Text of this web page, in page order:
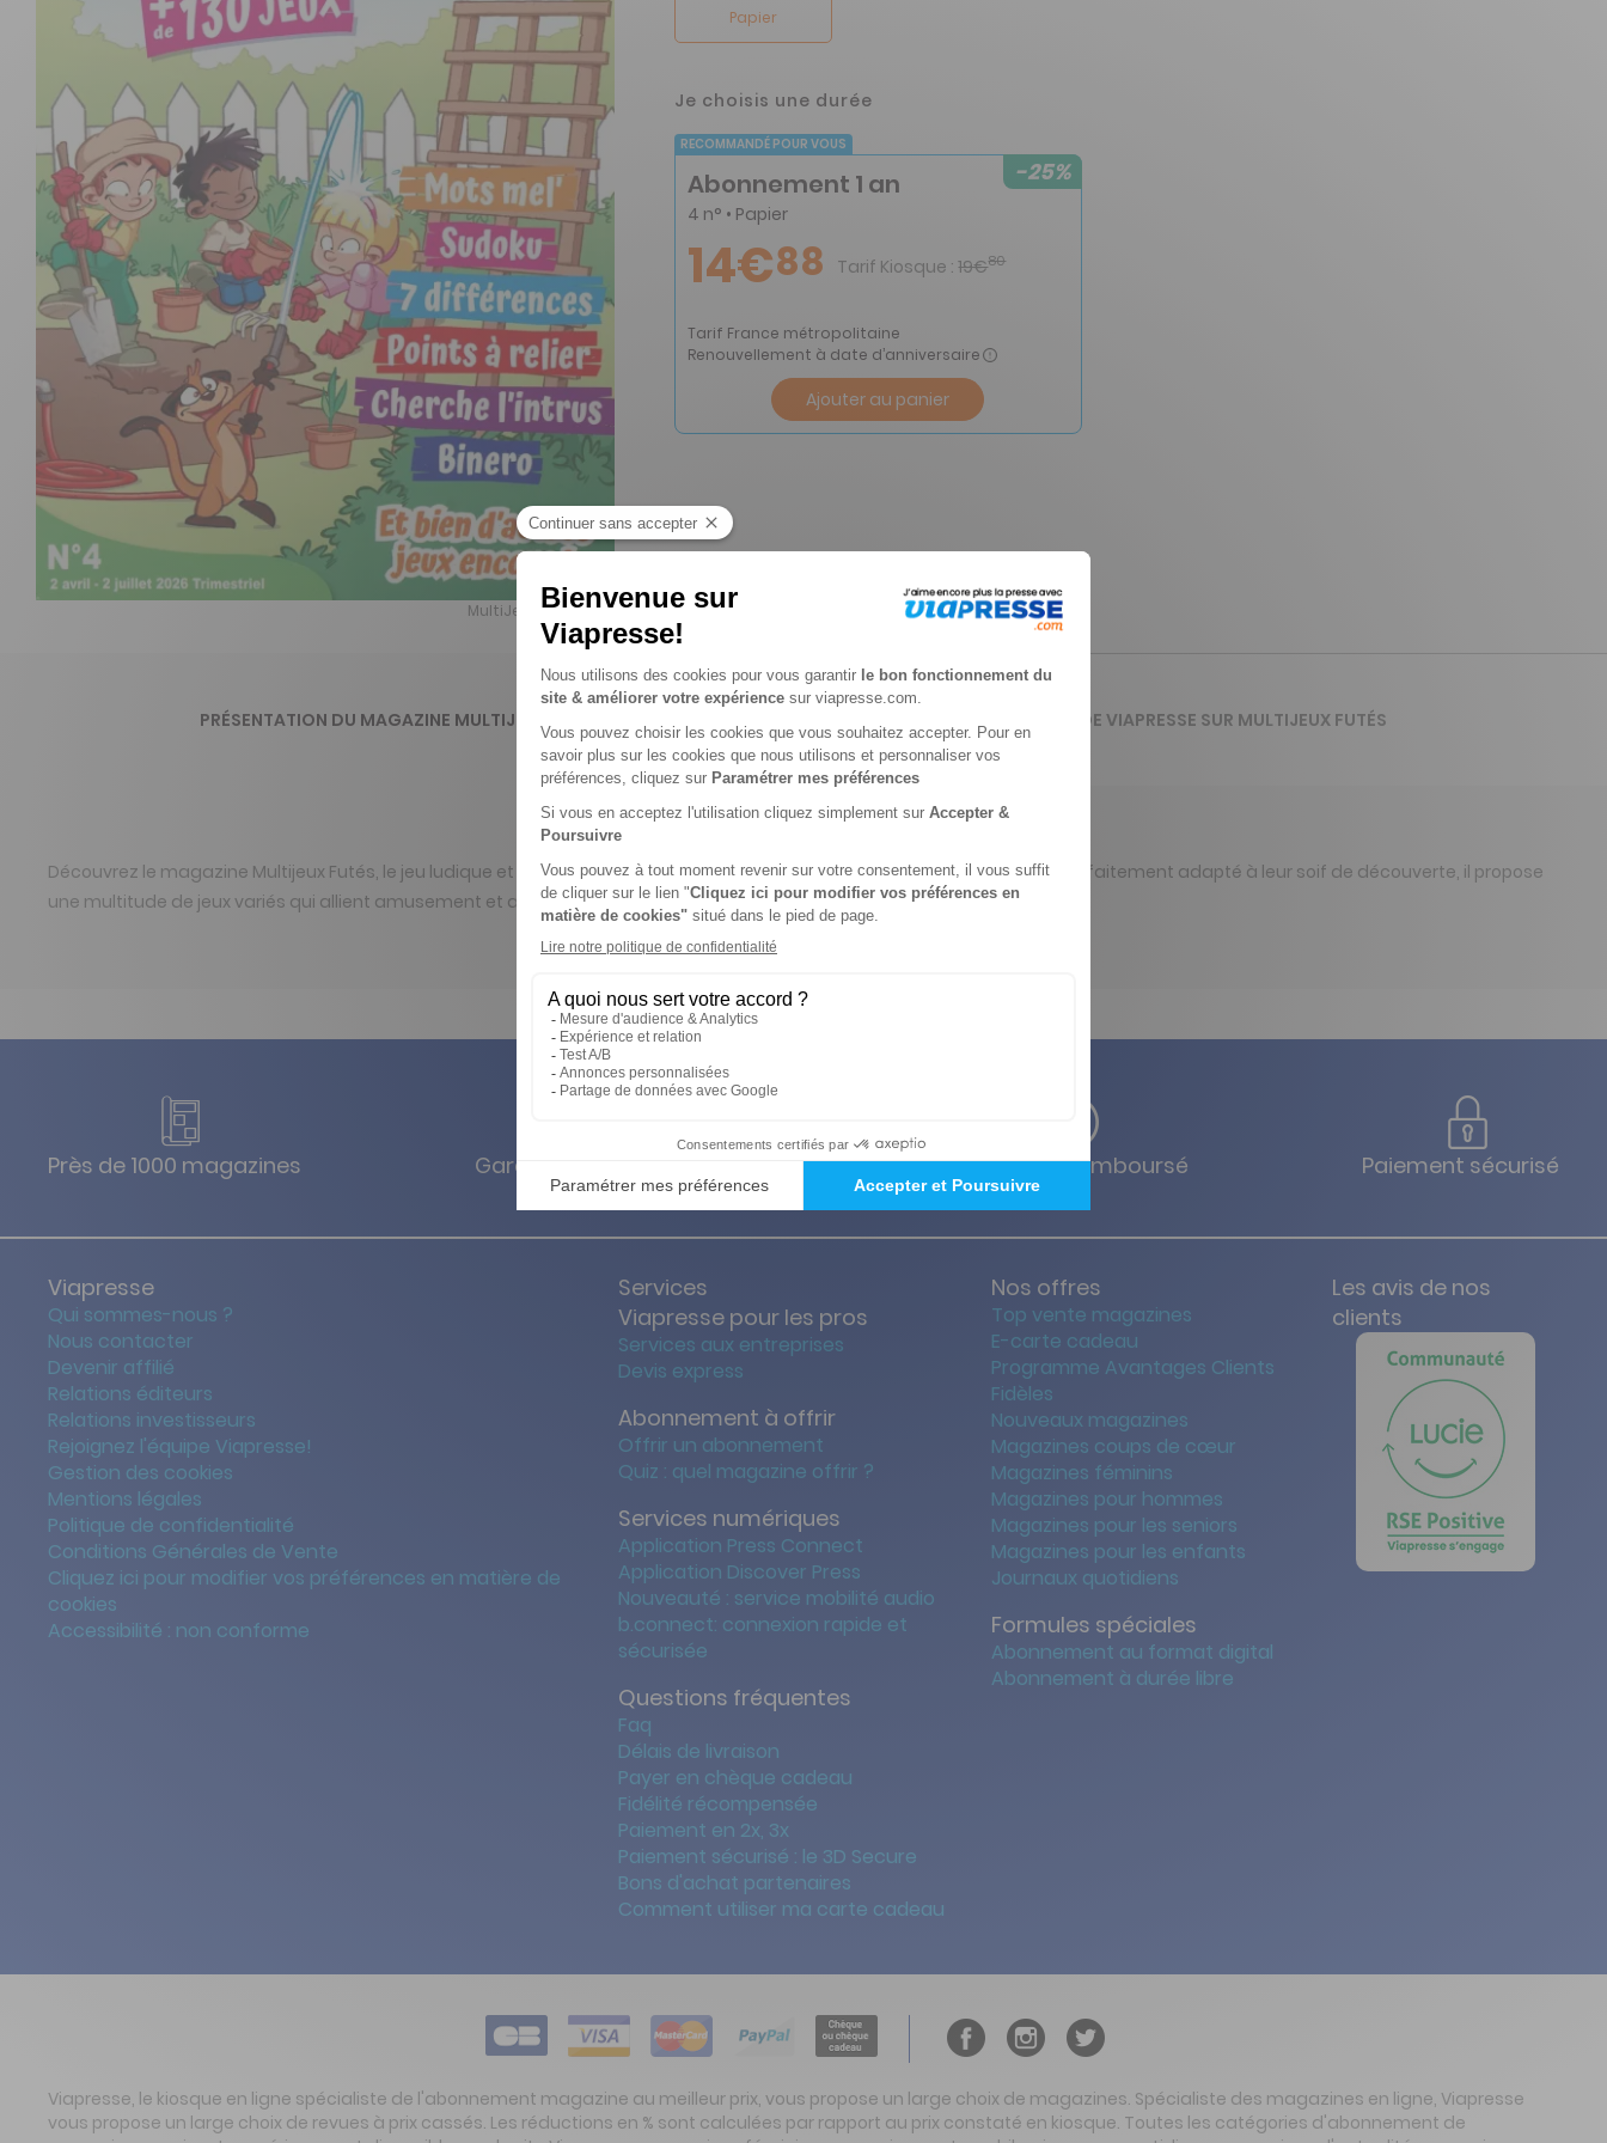
MultiJeux futés n° 5
Papier
Je choisis une durée
RECOMMANDÉ POUR VOUS
-25%
Abonnement 1 an
4 n° • Papier
14€88 Tarif Kiosque : 19€80
Tarif France métropolitaine
Renouvellement à date d’anniversaire
Ajouter au panier
PRÉSENTATION DU MAGAZINE MULTIJEUX FUTÉS
Découvrez le magazine Multijeux Futés, le jeu ludique et éducatif pensé spécialement pour les enfants de 6 ans et plus ! Parfaitement adapté à leur soif de découverte, il propose
une multitude de jeux variés qui allient amusement et apprentissage, pour des heures de plaisir en toute autonomie.
L'AVIS DE VIAPRESSE SUR MULTIJEUX FUTÉS
Près de 1000 magazines Garanties des prix les + bas Satisfait ou remboursé Paiement sécurisé
Viapresse
Qui sommes-nous ?
Nous contacter
Devenir affilié
Relations éditeurs
Relations investisseurs
Rejoignez l'équipe Viapresse!
Gestion des cookies
Mentions légales
Politique de confidentialité
Conditions Générales de Vente
Cliquez ici pour modifier vos préférences en matière de
cookies
Accessibilité : non conforme
Services
Viapresse pour les pros
Services aux entreprises
Devis express
Abonnement à offrir
Offrir un abonnement
Quiz : quel magazine offrir ?
Services numériques
Application Press Connect
Application Discover Press
Nouveauté : service mobilité audio
b.connect: connexion rapide et
sécurisée
Questions fréquentes
Faq
Délais de livraison
Payer en chèque cadeau
Fidélité récompensée
Paiement en 2x, 3x
Paiement sécurisé : le 3D Secure
Bons d'achat partenaires
Comment utiliser ma carte cadeau
Nos offres
Top vente magazines
E-carte cadeau
Programme Avantages Clients
Fidèles
Nouveaux magazines
Magazines coups de cœur
Magazines féminins
Magazines pour hommes
Magazines pour les seniors
Magazines pour les enfants
Journaux quotidiens
Formules spéciales
Abonnement au format digital
Abonnement à durée libre
Les avis de nos
clients
Viapresse, le kiosque en ligne spécialiste de l'abonnement magazine au meilleur prix, vous propose un large choix de magazines. Spécialiste des magazines en ligne, Viapresse
vous propose un large choix de revues à prix cassés. Les réductions en % sont calculées par rapport au prix constaté en kiosque. Toutes les catégories d'abonnement de